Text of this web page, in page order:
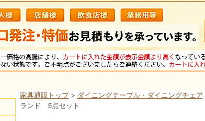
家具通販トップ> ダイニングテーブル・ダイニングチェア
ランド 5点セット